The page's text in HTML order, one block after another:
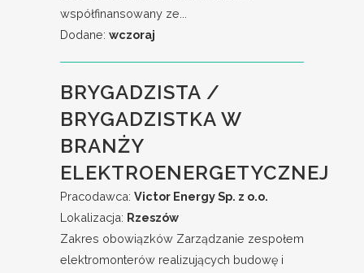
współfinansowany ze...
Dodane: wczoraj
BRYGADZISTA /
BRYGADZISTKA W
BRANŻY
ELEKTROENERGETYCZNEJ
Pracodawca: Victor Energy Sp. z o.o.
Lokalizacja: Rzeszów
Zakres obowiązków Zarządzanie zespołem
elektromonterów realizujących budowę i